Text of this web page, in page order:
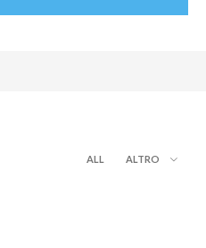
ALL ALTRO